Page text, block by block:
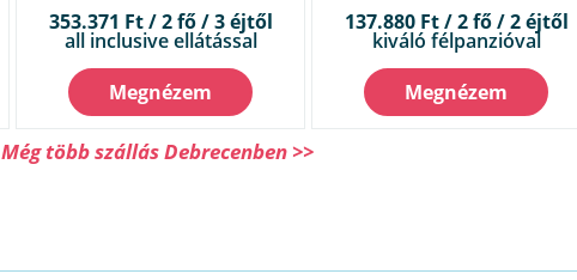
353.371 Ft / 2 fő / 3 éjtől
all inclusive ellátással
Megnézem
137.880 Ft / 2 fő / 2 éjtől
kiváló félpanzióval
Megnézem
Még több szállás Debrecenben >>